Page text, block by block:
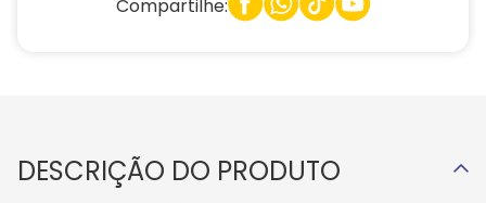
Compartilhe:
DESCRIÇÃO DO PRODUTO